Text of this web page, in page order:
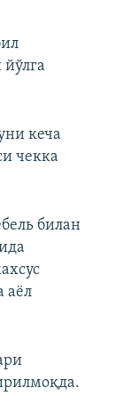
кеча
чекка
билан
аёл